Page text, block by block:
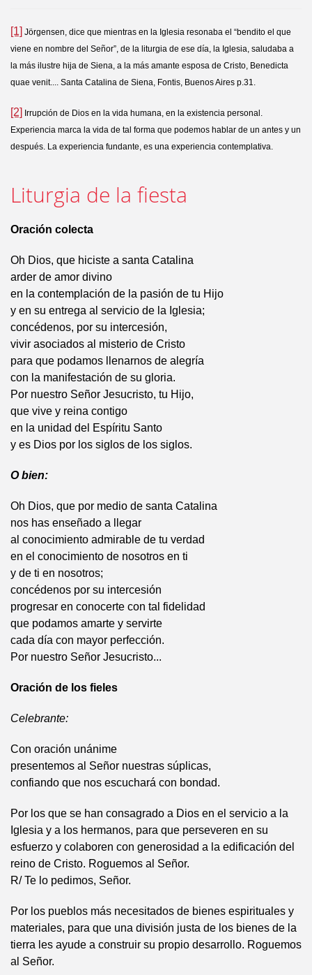
[1] Jörgensen, dice que mientras en la Iglesia resonaba el “bendito el que
viene en nombre del Señor”, de la liturgia de ese día, la Iglesia, saludaba a
la más ilustre hija de Siena, a la más amante esposa de Cristo, Benedicta
quae venit.... Santa Catalina de Siena, Fontis, Buenos Aires p.31.
[2] Irrupción de Dios en la vida humana, en la existencia personal.
Experiencia marca la vida de tal forma que podemos hablar de un antes y un
después. La experiencia fundante, es una experiencia contemplativa.
Liturgia de la fiesta
Oración colecta
Oh Dios, que hiciste a santa Catalina
arder de amor divino
en la contemplación de la pasión de tu Hijo
y en su entrega al servicio de la Iglesia;
concédenos, por su intercesión,
vivir asociados al misterio de Cristo
para que podamos llenarnos de alegría
con la manifestación de su gloria.
Por nuestro Señor Jesucristo, tu Hijo,
que vive y reina contigo
en la unidad del Espíritu Santo
y es Dios por los siglos de los siglos.
O bien:
Oh Dios, que por medio de santa Catalina
nos has enseñado a llegar
al conocimiento admirable de tu verdad
en el conocimiento de nosotros en ti
y de ti en nosotros;
concédenos por su intercesión
progresar en conocerte con tal fidelidad
que podamos amarte y servirte
cada día con mayor perfección.
Por nuestro Señor Jesucristo...
Oración de los fieles
Celebrante:
Con oración unánime
presentemos al Señor nuestras súplicas,
confiando que nos escuchará con bondad.
Por los que se han consagrado a Dios en el servicio a la
Iglesia y a los hermanos, para que perseveren en su
esfuerzo y colaboren con generosidad a la edificación del
reino de Cristo. Roguemos al Señor.
R/ Te lo pedimos, Señor.
Por los pueblos más necesitados de bienes espirituales y
materiales, para que una división justa de los bienes de la
tierra les ayude a construir su propio desarrollo. Roguemos
al Señor.